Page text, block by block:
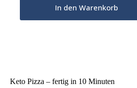
In den Warenkorb
Keto Pizza – fertig in 10 Minuten